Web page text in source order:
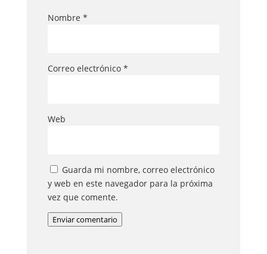
Nombre *
Correo electrónico *
Web
Guarda mi nombre, correo electrónico
y web en este navegador para la próxima
vez que comente.
Enviar comentario